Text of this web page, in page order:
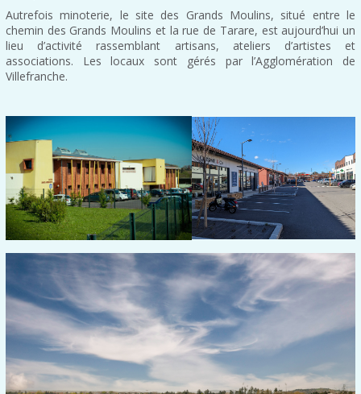
Autrefois minoterie, le site des Grands Moulins, situé entre le
chemin des Grands Moulins et la rue de Tarare, est aujourd’hui un
lieu d’activité rassemblant artisans, ateliers d’artistes et
associations. Les locaux sont gérés par l’Agglomération de
Villefranche.